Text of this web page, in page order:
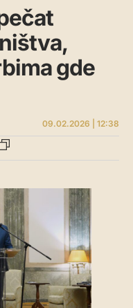
gde
09.02.2026 | 12:38